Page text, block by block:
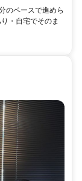
ペースで進めら
・自宅でそのま